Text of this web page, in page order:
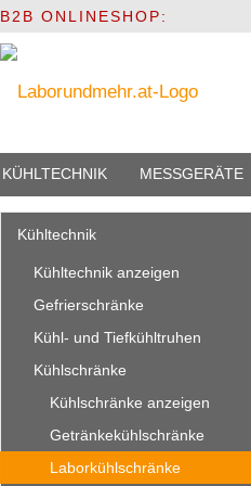
B2B ONLINESHOP:
KÜHLTECHNIK
-86°C
MESSGERÄTE
Kühltechnik
Kühltechnik anzeigen
Gefrierschränke
Kühl- und Tiefkühltruhen
Kühlschränke
Kühlschränke anzeigen
Getränkekühlschränke
Laborkühlschränke